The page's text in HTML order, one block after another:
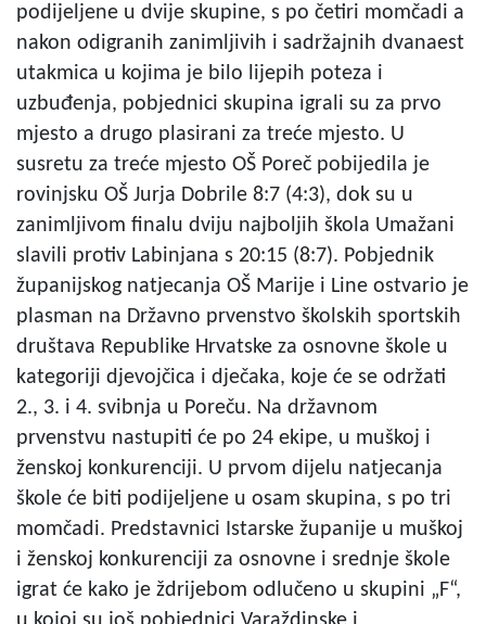
podijeljene u dvije skupine, s po četiri momčadi a
nakon odigranih zanimljivih i sadržajnih dvanaest
utakmica u kojima je bilo lijepih poteza i
uzbuđenja, pobjednici skupina igrali su za prvo
mjesto a drugo plasirani za treće mjesto. U
susretu za treće mjesto OŠ Poreč pobijedila je
rovinjsku OŠ Jurja Dobrile 8:7 (4:3), dok su u
zanimljivom finalu dviju najboljih škola Umažani
slavili protiv Labinjana s 20:15 (8:7). Pobjednik
županijskog natjecanja OŠ Marije i Line ostvario je
plasman na Državno prvenstvo školskih sportskih
društava Republike Hrvatske za osnovne škole u
kategoriji djevojčica i dječaka, koje će se održati
2., 3. i 4. svibnja u Poreču. Na državnom
prvenstvu nastupiti će po 24 ekipe, u muškoj i
ženskoj konkurenciji. U prvom dijelu natjecanja
škole će biti podijeljene u osam skupina, s po tri
momčadi. Predstavnici Istarske županije u muškoj
i ženskoj konkurenciji za osnovne i srednje škole
igrat će kako je ždrijebom odlučeno u skupini „F“,